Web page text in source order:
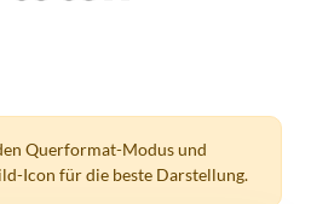
Querformat-Modus und
Icon für die beste Darstellung.